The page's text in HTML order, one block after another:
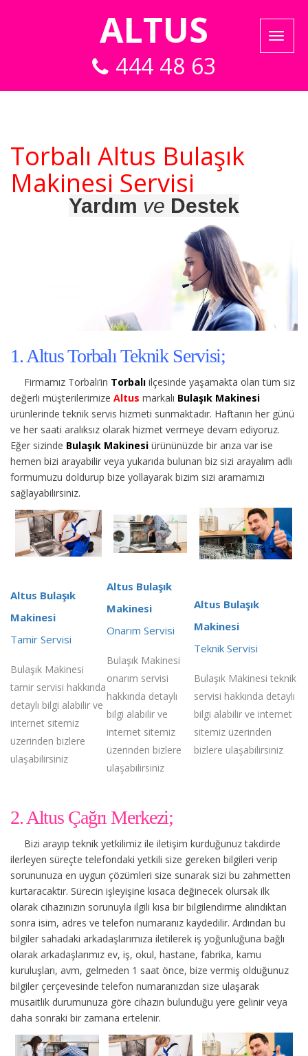
ALTUS
444 48 63
Torbalı Altus Bulaşık
Makinesi Servisi
Yardım ve Destek
1. Altus Torbalı Teknik Servisi;
Firmamız Torbalı’in Torbalı ilçesinde yaşamakta olan tüm siz
değerli müşterilerimize Altus markalı Bulaşık Makinesi
ürünlerinde teknik servis hizmeti sunmaktadır. Haftanın her günü
ve her saati aralıksız olarak hizmet vermeye devam ediyoruz.
Eğer sizinde Bulaşık Makinesi ürününüzde bir arıza var ise
hemen bizi arayabilir veya yukarıda bulunan biz sizi arayalım adlı
formumuzu doldurup bize yollayarak bizim sizi aramamızı
sağlayabilirsiniz.
Altus Bulaşık
Makinesi
Tamir Servisi
Bulaşık Makinesi
tamir servisi hakkında
detaylı bilgi alabilir ve
internet sitemiz
üzerinden bizlere
ulaşabilirsiniz
Altus Bulaşık
Makinesi
Onarım Servisi
Bulaşık Makinesi
onarım servisi
hakkında detaylı
bilgi alabilir ve
internet sitemiz
üzerinden bizlere
ulaşabilirsiniz
Altus Bulaşık
Makinesi
Teknik Servisi
Bulaşık Makinesi teknik
servisi hakkında detaylı
bilgi alabilir ve internet
sitemiz üzerinden
bizlere ulaşabilirsiniz
2. Altus Çağrı Merkezi;
Bizi arayıp teknik yetkilimiz ile iletişim kurduğunuz takdirde
ilerleyen süreçte telefondaki yetkili size gereken bilgileri verip
sorununuza en uygun çözümleri size sunarak sizi bu zahmetten
kurtaracaktır. Sürecin işleyişine kısaca değinecek olursak ilk
olarak cihazınızın sorunuyla ilgili kısa bir bilgilendirme alındıktan
sonra isim, adres ve telefon numaranız kaydedilir. Ardından bu
bilgiler sahadaki arkadaşlarımıza iletilerek iş yoğunluğuna bağlı
olarak arkadaşlarımız ev, iş, okul, hastane, fabrika, kamu
kuruluşları, avm, gelmeden 1 saat önce, bize vermiş olduğunuz
bilgiler çerçevesinde telefon numaranızdan size ulaşarak
müsaitlik durumunuza göre cihazın bulunduğu yere gelinir veya
daha sonraki bir zamana ertelenir.